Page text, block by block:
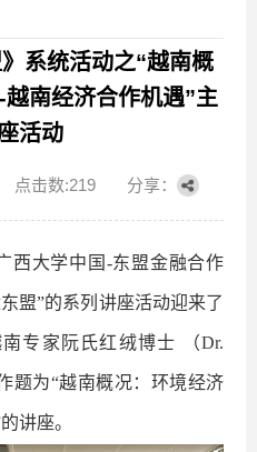
系统活动之“越南概
南经济合作机遇”主
活动
点击数:219 分享：
西大学中国 -东盟金融合作
盟”的系列讲座活动迎来了
专家阮氏红绒博士 （Dr.
题为“越南概况：环境经济
讲座。